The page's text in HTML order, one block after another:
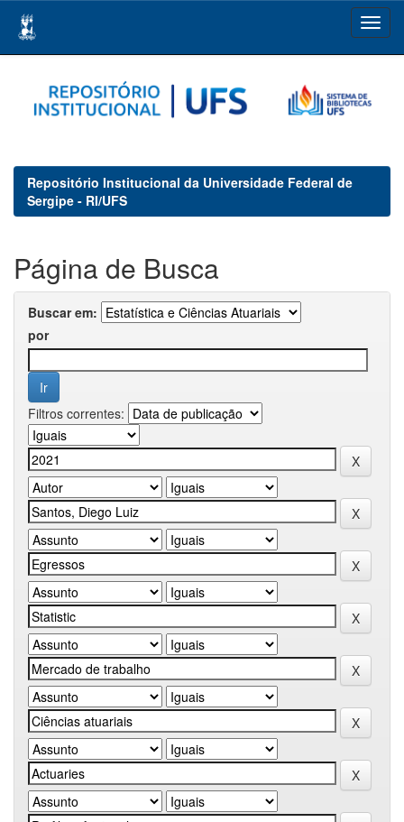
navigation
Repositório Institucional da Universidade Federal de
Sergipe - RI/UFS
Página de Busca
Buscar em:
por
Filtros correntes: